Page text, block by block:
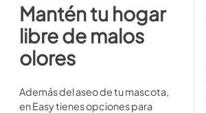
Mantén tu hogar
libre de malos
olores
Además del aseo de tu mascota,
en Easy tienes opciones para